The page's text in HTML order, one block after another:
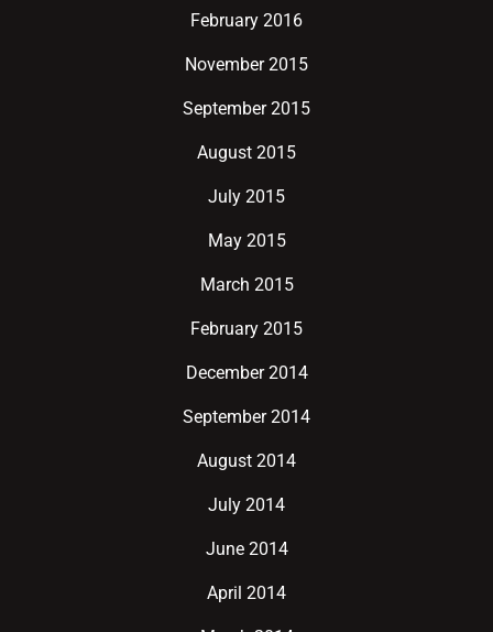
February 2016
November 2015
September 2015
August 2015
July 2015
May 2015
March 2015
February 2015
December 2014
September 2014
August 2014
July 2014
June 2014
April 2014